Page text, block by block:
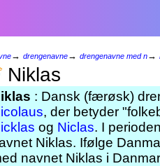
→ drengenavne→ drengenavne med n→
Niklas
: Dansk (færøsk)
, der betyder
og Niclas. I
Niklas. Ifølge
navnet Niklas i